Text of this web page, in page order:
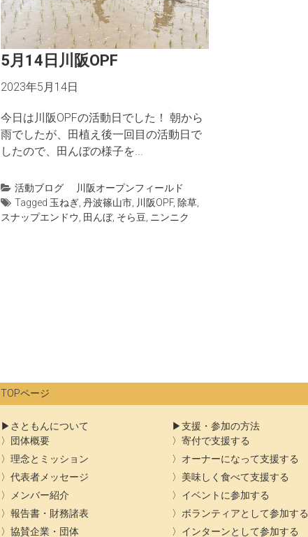
5月14日川阪OPF
2023年5月14日
今日は川阪OPFの活動日でした！ 朝から
雨でしたが、田植え後一回目の活動日で
したので、田んぼの様子を...
活動ブログ
川阪オープンフィールド
Tagged 玉ねぎ 丹波篠山市 川阪OPF, 除草
スナップエンドウ
田んぼ, そら豆 ニンニク
TOPページ
さともんについて
団体概要
理念とミッション
代表者メッセージ
メンバー紹介
報告書・財務諸表
協賛企業・団体
支援・参加の方法
寄付で支援する
オーナーになって支援する
美味しく食べて支援する
イベントに参加する
ボランティアとして参加する
インターンとして参加する